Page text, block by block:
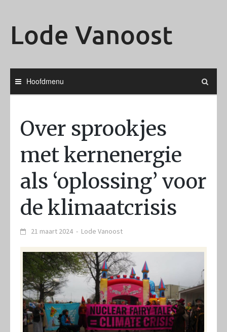
Lode Vanoost
Hoofdmenu
Over sprookjes
met kernenergie
als ‘oplossing’ voor
de klimaatcrisis
21 maart 2024 - Lode Vanoost